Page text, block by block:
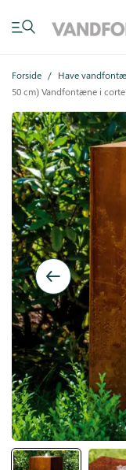
Forside / Have
50 cm) Vandfontæne i
Have
Indendørs
Byg selv
Tilbehør
Inspiration
Køb gavekort
Inspiration
Galleri
Kundeservice